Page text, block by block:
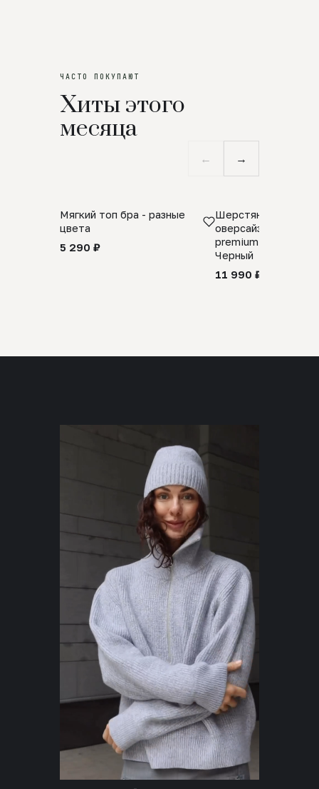
ЧАСТО ПОКУПАЮТ
Хиты этого
месяца
← →
Мягкий топ бра - разные
цвета
5 290 ₽
Шерстяной свитер
оверсайз 100%
premium merino
Черный
11 990 ₽